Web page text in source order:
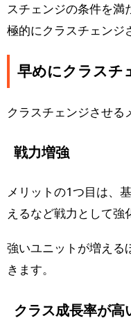
スチェンジの条件を満
極的にクラスチェンジ
早めにクラスチ
クラスチェンジさせる
戦力増強
メリットの1つ目は、
えるなど戦力として強
強いユニットが増える
きます。
クラス成長率が高